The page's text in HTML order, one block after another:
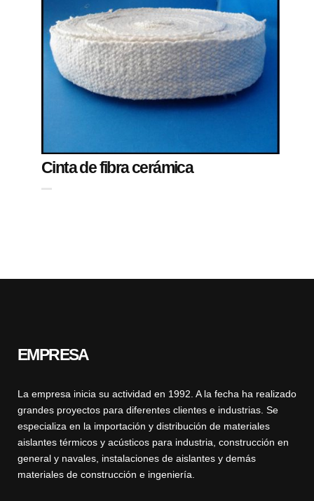
Cinta de fibra cerámica
EMPRESA
La empresa inicia su actividad en 1992. A la fecha ha realizado
grandes proyectos para diferentes clientes e industrias. Se
especializa en la importación y distribución de materiales
aislantes térmicos y acústicos para industria, construcción en
general y navales, instalaciones de aislantes y demás
materiales de construcción e ingeniería.